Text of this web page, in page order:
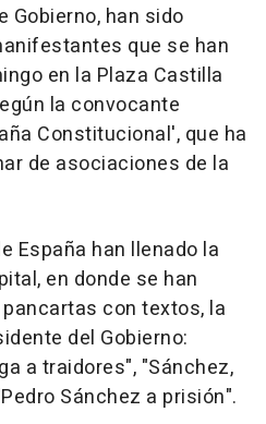
Gobierno, han sido
que se han
en la Plaza Castilla
la convocante
Constitucional', que ha
de asociaciones de la
España han llenado la
en donde se han
con textos, la
del Gobierno:
a traidores", "Sánchez,
Sánchez a prisión".